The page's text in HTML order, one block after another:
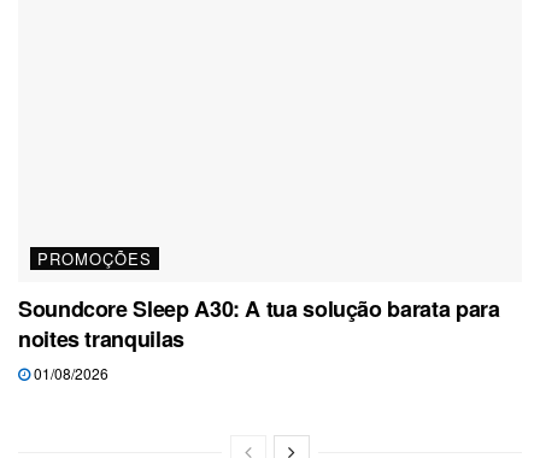
PROMOÇÕES
Soundcore Sleep A30: A tua solução barata para
noites tranquilas
01/08/2026